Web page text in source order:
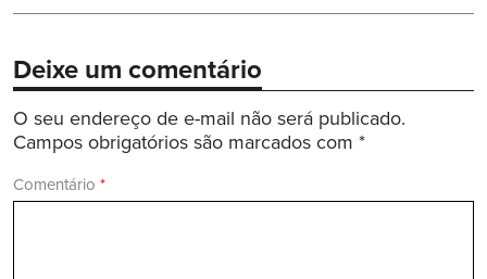
Deixe um comentário
O seu endereço de e-mail não será publicado.
Campos obrigatórios são marcados com *
Comentário *